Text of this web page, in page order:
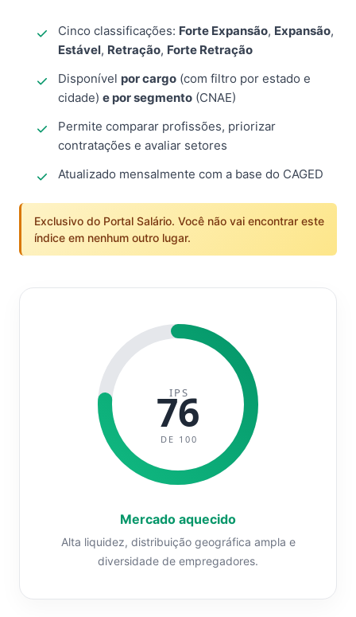
Cinco classificações: Forte Expansão, Expansão,
Estável, Retração, Forte Retração
Disponível por cargo (com filtro por estado e
cidade) e por segmento (CNAE)
Permite comparar profissões, priorizar
contratações e avaliar setores
Atualizado mensalmente com a base do CAGED
Exclusivo do Portal Salário. Você não vai encontrar este
índice em nenhum outro lugar.
IPS
76
DE 100
Mercado aquecido
Alta liquidez, distribuição geográfica ampla e
diversidade de empregadores.